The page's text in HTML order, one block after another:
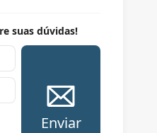
suas dúvidas!
Enviar